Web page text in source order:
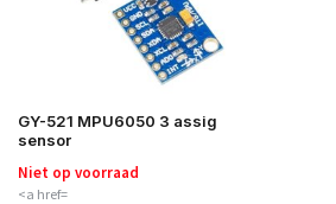
GY-521 MPU6050 3 assig
sensor
Niet op voorraad
<a href=